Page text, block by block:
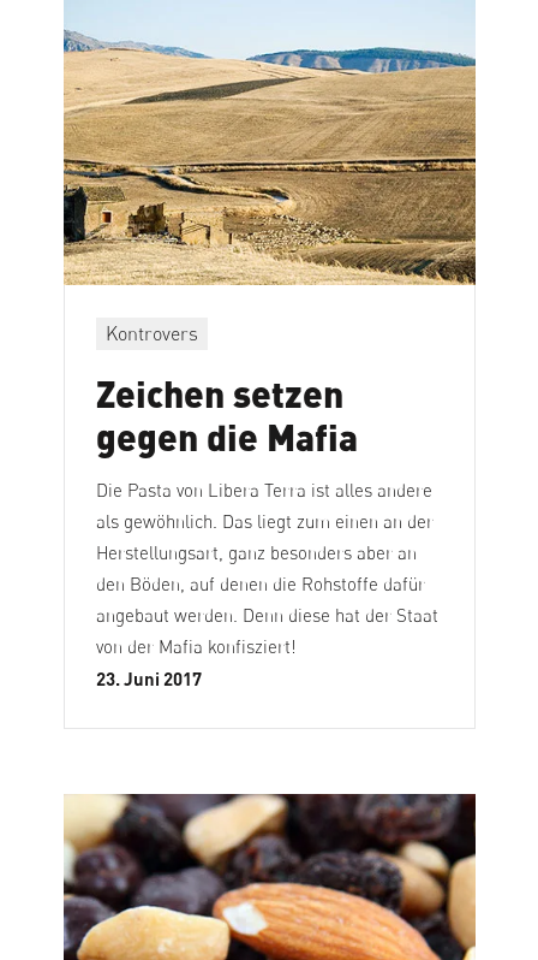
Kontrovers
Zeichen setzen
gegen die Mafia
Die Pasta von Libera Terra ist alles andere
als gewöhnlich. Das liegt zum einen an der
Herstellungsart, ganz besonders aber an
den Böden, auf denen die Rohstoffe dafür
angebaut werden. Denn diese hat der Staat
von der Mafia konfisziert!
23. Juni 2017